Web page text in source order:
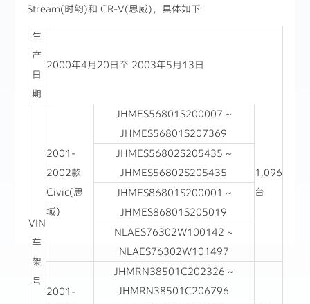
Stream(时韵)和 CR-V(思威)，具体如下：
生
产
日
期
2000年4月20日至 2003年5月13日
VIN
车
架
号
2001-
2002款
Civic(思
域)
JHMES56801S200007 ~
JHMES56801S207369
1,096
台
JHMES56802S205435 ~
JHMES56802S205435
JHMES86801S200001 ~
JHMES86801S205019
NLAES76302W100142 ~
NLAES76302W101497
2001-
JHMRN38501C202326 ~
JHMRN38501C206796